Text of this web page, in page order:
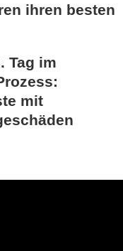
ihren besten
Tag im
mit